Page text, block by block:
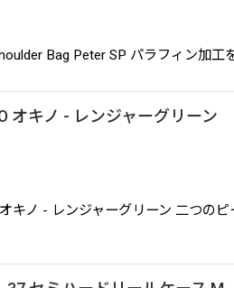
Bag Peter SP パラフィン加
オキノ - レンジャーグリーン
オキノ - レンジャーグリーン 二つの